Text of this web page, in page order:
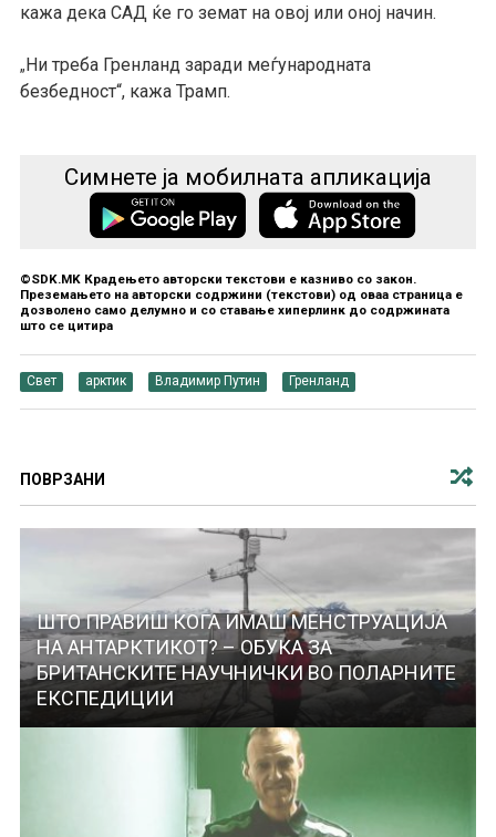
кажа дека САД ќе го земат на овој или оној начин.
„ Ни треба Гренланд заради меѓународната
безбедност“, кажа Трамп.
Симнете ја мобилната апликација
©SDK.MK Крадењето авторски текстови е казниво со закон.
Преземањето на авторски содржини (текстови) од оваа страница е
дозволено само делумно и со ставање хиперлинк до содржината
што се цитира
Свет арктик Владимир Путин Гренланд
ПОВРЗАНИ
ШТО ПРАВИШ КОГА ИМАШ МЕНСТРУАЦИЈА
НА АНТАРКТИКОТ? – ОБУКА ЗА
БРИТАНСКИТЕ НАУЧНИЧКИ ВО ПОЛАРНИТЕ
ЕКСПЕДИЦИИ